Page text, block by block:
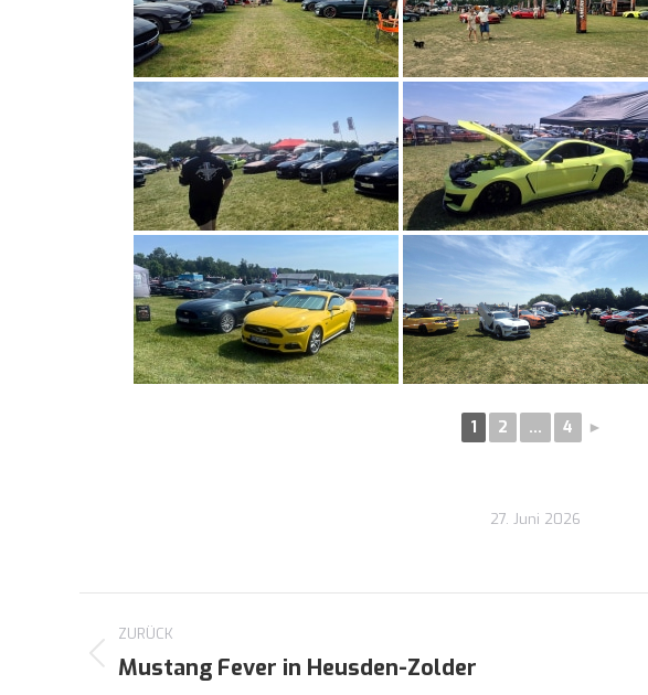
1 2 ... 4 ►
27. Juni 2026
Kommentarnavigation
ZURÜCK
Vorheriger
Mustang Fever in Heusden-Zolder